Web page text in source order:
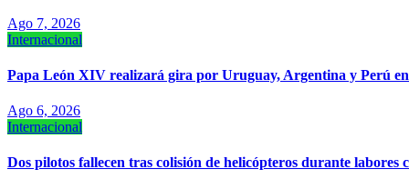
Ago 7, 2026
Internacional
Papa León XIV realizará gira por Uruguay, Argentina y Perú
Ago 6, 2026
Internacional
Dos pilotos fallecen tras colisión de helicópteros durante labores